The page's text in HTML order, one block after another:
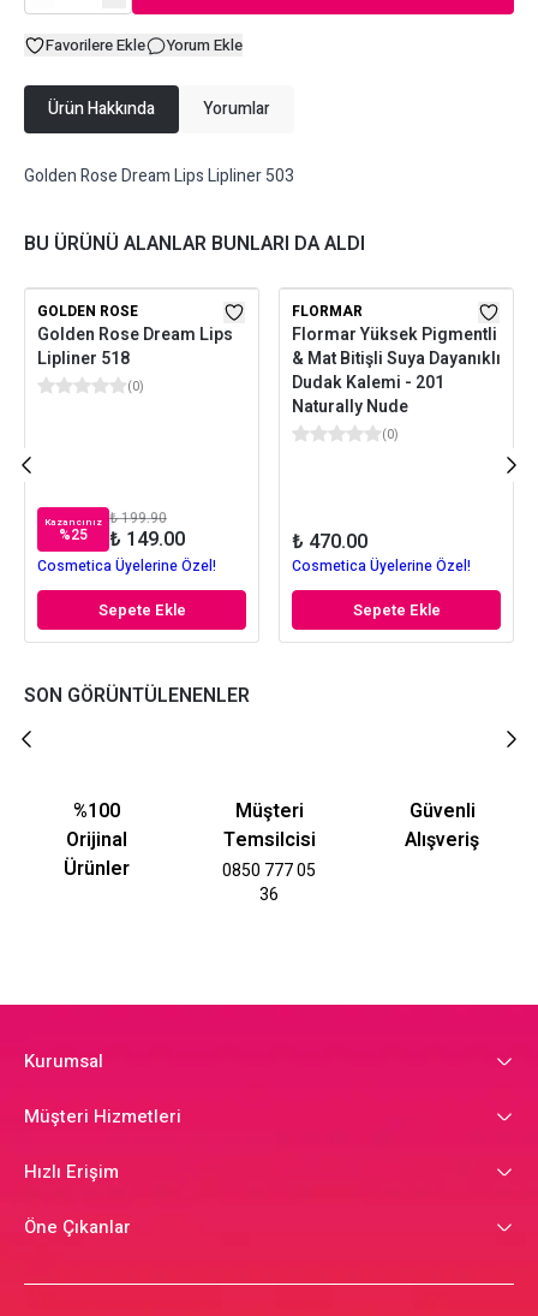
Favorilere Ekle Yorum Ekle
Ürün Hakkında Yorumlar
Golden Rose Dream Lips Lipliner 503
BU ÜRÜNÜ ALANLAR BUNLARI DA ALDI
GOLDEN ROSE
Golden Rose Dream Lips
Lipliner 518
(0)
Kazancınız
%25
₺ 199.90
₺ 149.00
Cosmetica Üyelerine Özel!
Sepete Ekle
FLORMAR
Flormar Yüksek Pigmentli
& Mat Bitişli Suya Dayanıklı
Dudak Kalemi - 201
Naturally Nude
(0)
₺ 470.00
Cosmetica Üyelerine Özel!
Sepete Ekle
SON GÖRÜNTÜLENENLER
%100
Orijinal
Ürünler
Müşteri
Temsilcisi
0850 777 05
36
Güvenli
Alışveriş
Kurumsal
Müşteri Hizmetleri
Hızlı Erişim
Öne Çıkanlar